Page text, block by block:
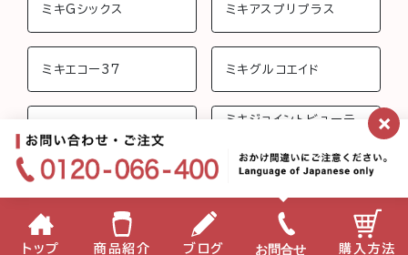
ミキGシックス ミキアスプリプラス
ミキエコー37 ミキグルコエイド
ミキジョイントビューテ
ミキフローライフ トリニ
ティ
ミキプロティーン95 ス
みらいげんき
×
トップ 商品紹介 ブログ お問合せ 購入方法